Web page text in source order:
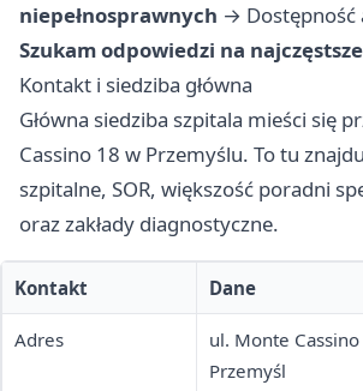
niepełnosprawnych →
Szukam odpowiedzi na
Kontakt i siedziba główna
Główna siedziba szpitala mieści się
Cassino 18 w Przemyślu. To tu
szpitalne, SOR, większość poradni
oraz zakłady diagnostyczne.
Kontakt Dane
Adres
ul. Monte
Przemyśl